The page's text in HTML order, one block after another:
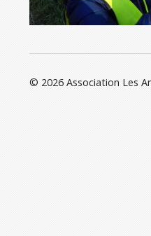
© 2026 Association Les